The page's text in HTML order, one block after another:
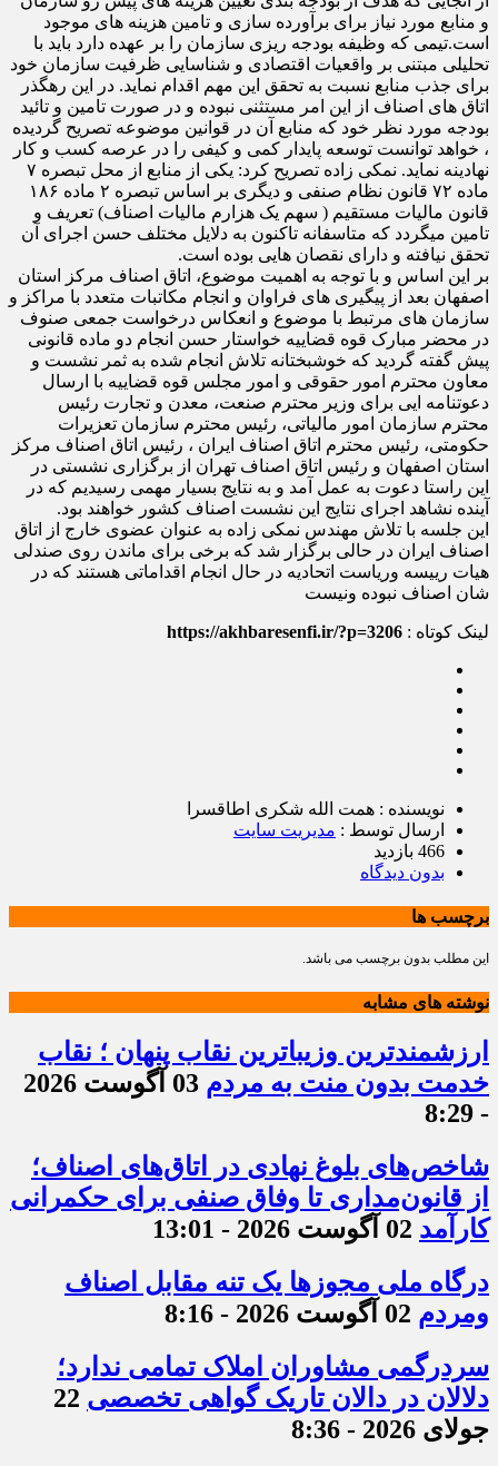
و منابع مورد نیاز برای برآورده سازی و تامین هزینه های موجود
است.تیمی که وظیفه بودجه ریزی سازمان را بر عهده دارد باید با
تحلیلی مبتنی بر واقعیات اقتصادی و شناسایی ظرفیت سازمان خود
برای جذب منابع نسبت به تحقق این مهم اقدام نماید. در این رهگذر
اتاق های اصناف از این امر مستثنی نبوده و در صورت تامین و تائید
بودجه مورد نظر خود که منابع آن در قوانین موضوعه تصریح گردیده
، خواهد توانست توسعه پایدار کمی و کیفی را در عرصه کسب و کار
نهادینه نماید. نمکی زاده تصریح کرد: یکی از منابع از محل تبصره ۷
ماده ۷۲ قانون نظام صنفی و دیگری بر اساس تبصره ۲ ماده ۱۸۶
قانون مالیات مستقیم ( سهم یک هزارم مالیات اصناف) تعریف و
تامین میگردد که متاسفانه تاکنون به دلایل مختلف حسن اجرای آن
تحقق نیافته و دارای نقصان هایی بوده است.
بر این اساس و با توجه به اهمیت موضوع، اتاق اصناف مرکز استان
اصفهان بعد از پیگیری های فراوان و انجام مکاتبات متعدد با مراکز و
سازمان های مرتبط با موضوع و انعکاس درخواست جمعی صنوف
در محضر مبارک قوه قضاییه خواستار حسن انجام دو ماده قانونی
پیش گفته گردید که خوشبختانه تلاش انجام شده به ثمر نشست و
معاون محترم امور حقوقی و امور مجلس قوه قضاییه با ارسال
دعوتنامه ایی برای وزیر محترم صنعت، معدن و تجارت رئیس
محترم سازمان امور مالیاتی، رئیس محترم سازمان تعزیرات
حکومتی، رئیس محترم اتاق اصناف ایران ، رئیس اتاق اصناف مرکز
استان اصفهان و رئیس اتاق اصناف تهران از برگزاری نشستی در
این راستا دعوت به عمل آمد و به نتایج بسیار مهمی رسیدیم که در
آینده نشاهد اجرای نتایج این نشست اصناف کشور خواهند بود.
این جلسه با تلاش مهندس نمکی زاده به عنوان عضوی خارج از اتاق
اصناف ایران در حالی برگزار شد که برخی برای ماندن روی صندلی
هیات رییسه وریاست اتحادیه در حال انجام اقداماتی هستند که در
شان اصناف نبوده ونیست
لینک کوتاه : https://akhbaresenfi.ir/?p=3206
نویسنده : همت الله شکری اطاقسرا
ارسال توسط : مدیریت سایت
466 بازدید
بدون دیدگاه
برچسب ها
این مطلب بدون برچسب می باشد.
نوشته های مشابه
ارزشمندترین وزیباترین نقاب پنهان ؛ نقاب
خدمت بدون منت به مردم
03 آگوست 2026
- 8:29
شاخص‌های بلوغ نهادی در اتاق‌های اصناف؛
از قانون‌مداری تا وفاق صنفی برای حکمرانی
کارآمد 02 آگوست 2026 - 13:01
درگاه ملی مجوزها یک تنه مقابل اصناف
ومردم 02 آگوست 2026 - 8:16
سردرگمی مشاوران املاک تمامی ندارد؛
دلالان در دالان تاریک گواهی تخصصی 22
جولای 2026 - 8:36